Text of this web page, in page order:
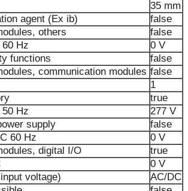
35 mm
agent (Ex ib)
false
others
false
60 Hz
0 V
functions
false
communication modules false
1
true
50 Hz
277 V
supply
false
60 Hz
0 V
digital I/O
true
0 V
voltage)
AC/DC